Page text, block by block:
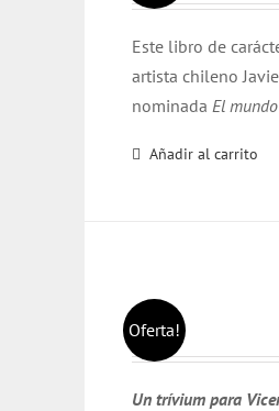
Este libro de
artista chileno
nominada El
Añadir al carrito
Oferta!
Un trívium para